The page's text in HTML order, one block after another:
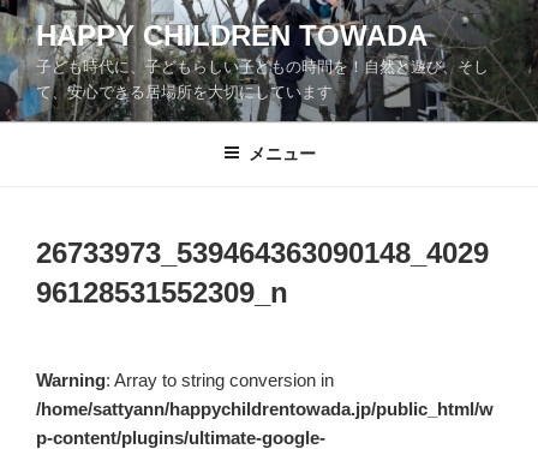
コ
ン
テ
ン
ツ
HAPPY CHILDREN TOWADA
子ども時代に、子どもらしい子どもの時間を！自然と遊び、そし
て、安心できる居場所を大切にしています
メニュー
26733973_539464363090148_4029
96128531552309_n
Warning: Array to string conversion in
/home/sattyann/happychildrentowada.jp/public_html/w
p-content/plugins/ultimate-google-